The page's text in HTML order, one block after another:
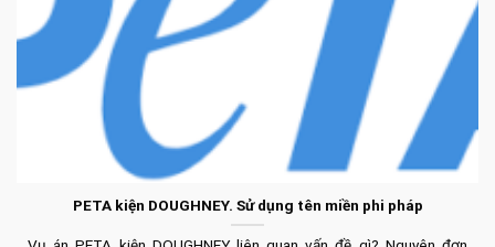
PETA kiện DOUGHNEY. Sử dụng tên miền phi pháp